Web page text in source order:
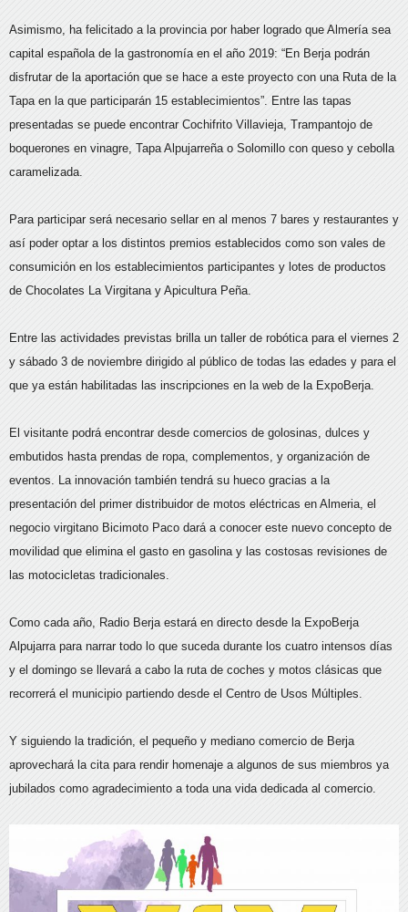
Asimismo, ha felicitado a la provincia por haber logrado que Almería sea
capital española de la gastronomía en el año 2019: “En Berja podrán
disfrutar de la aportación que se hace a este proyecto con una Ruta de la
Tapa en la que participarán 15 establecimientos”. Entre las tapas
presentadas se puede encontrar Cochifrito Villavieja, Trampantojo de
boquerones en vinagre, Tapa Alpujarreña o Solomillo con queso y cebolla
caramelizada.
Para participar será necesario sellar en al menos 7 bares y restaurantes y
así poder optar a los distintos premios establecidos como son vales de
consumición en los establecimientos participantes y lotes de productos
de Chocolates La Virgitana y Apicultura Peña.
Entre las actividades previstas brilla un taller de robótica para el viernes 2
y sábado 3 de noviembre dirigido al público de todas las edades y para el
que ya están habilitadas las inscripciones en la web de la ExpoBerja.
El visitante podrá encontrar desde comercios de golosinas, dulces y
embutidos hasta prendas de ropa, complementos, y organización de
eventos. La innovación también tendrá su hueco gracias a la
presentación del primer distribuidor de motos eléctricas en Almeria, el
negocio virgitano Bicimoto Paco dará a conocer este nuevo concepto de
movilidad que elimina el gasto en gasolina y las costosas revisiones de
las motocicletas tradicionales.
Como cada año, Radio Berja estará en directo desde la ExpoBerja
Alpujarra para narrar todo lo que suceda durante los cuatro intensos días
y el domingo se llevará a cabo la ruta de coches y motos clásicas que
recorrerá el municipio partiendo desde el Centro de Usos Múltiples.
Y siguiendo la tradición, el pequeño y mediano comercio de Berja
aprovechará la cita para rendir homenaje a algunos de sus miembros ya
jubilados como agradecimiento a toda una vida dedicada al comercio.